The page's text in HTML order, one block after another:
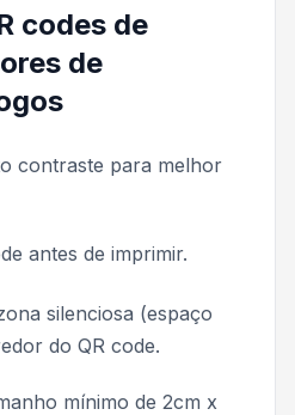
codes de
de
contraste para melhor
antes de imprimir.
silenciosa (espaço
do QR code.
mínimo de 2cm x